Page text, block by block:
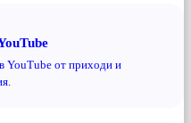
YouTube от приходи и